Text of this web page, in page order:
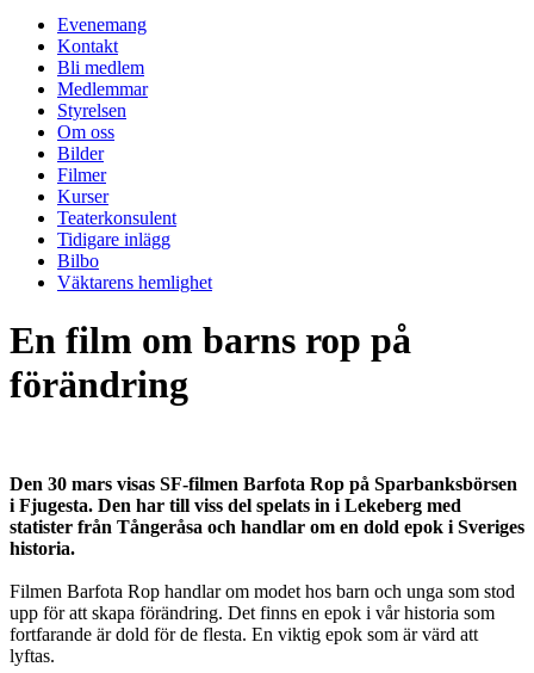
Evenemang
Kontakt
Bli medlem
Medlemmar
Styrelsen
Om oss
Bilder
Filmer
Kurser
Teaterkonsulent
Tidigare inlägg
Bilbo
Väktarens hemlighet
En film om barns rop på
förändring
Den 30 mars visas SF-filmen Barfota Rop på Sparbanksbörsen
i Fjugesta. Den har till viss del spelats in i Lekeberg med
statister från Tångeråsa och handlar om en dold epok i Sveriges
historia.
Filmen Barfota Rop handlar om modet hos barn och unga som stod
upp för att skapa förändring. Det finns en epok i vår historia som
fortfarande är dold för de flesta. En viktig epok som är värd att
lyftas.